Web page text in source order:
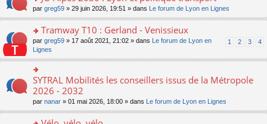
ré
c
nt
le
u
s
ré
c
e
nt
n
o
n
le
s
ré
c
e
s
e
n
o
n
lu
le
pl
u
s
ré
er
le
m
e
s
s
g
n
o
n
lu
o
n
ult
er
le
m
e
s
s
g
par greg59 » 29 juin 2026, 19:51 » dans Le forum de Lyon en Lignes
o
s
ult
er
le
m
e
s
s
Tramway T10 : Gerland - Venissieux
1 2 3 4
par greg59 » 17 août 2021, 21:02 » dans
Le forum de Lyon en
Lignes
o
n
ult
er
SYTRAL Mobilités les conseillers issus de la Métropole
2026 - 2032
par nanar » 01 mai 2026, 18:00 » dans Le forum de Lyon en Lignes